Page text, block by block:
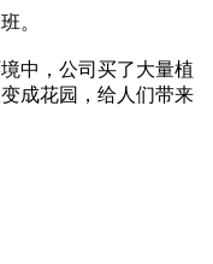
。
中，公司买了大量植
成花园，给人们带来